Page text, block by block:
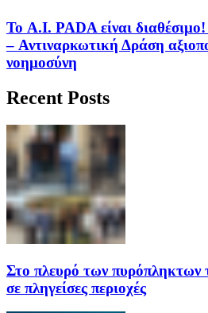
Το A.I. PADA είναι
– Αντιναρκωτική Δράση
νοημοσύνη
Recent Posts
Στο πλευρό των
σε πληγείσες περιοχές